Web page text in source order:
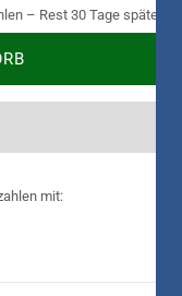
– Rest 30 Tage später.
mit: